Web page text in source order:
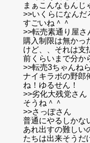
まぁこんなもんじ
>>いくらになんだ
すごいね＾＾
>>転売素通り屋さ
購入制限は無かっ
けど、、それは支
前くらいまで分か
>>転売3ちゃんね
ナイキラボの野郎
ね！ゆるせん！
>>劣化大残党さん
そうね＾＾
>>さっぽさん
普通にやるしかな
あれ出すの難しい
たちは出来そうだ